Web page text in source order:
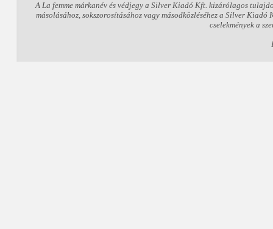
A La femme márkanév és védjegy a Silver Kiadó Kft. kizárólagos
másolásához, sokszorosításához vagy másodközléséhez a Silver
cselekmények a